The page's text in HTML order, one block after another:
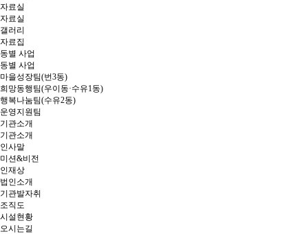
자료실
자료실
갤러리
자료집
동별 사업
동별 사업
마을성장팀(번3동)
희망동행팀(우이동·수유1동)
행복나눔팀(수유2동)
운영지원팀
기관소개
기관소개
인사말
미션&비전
인재상
법인소개
기관발자취
조직도
시설현황
오시는길